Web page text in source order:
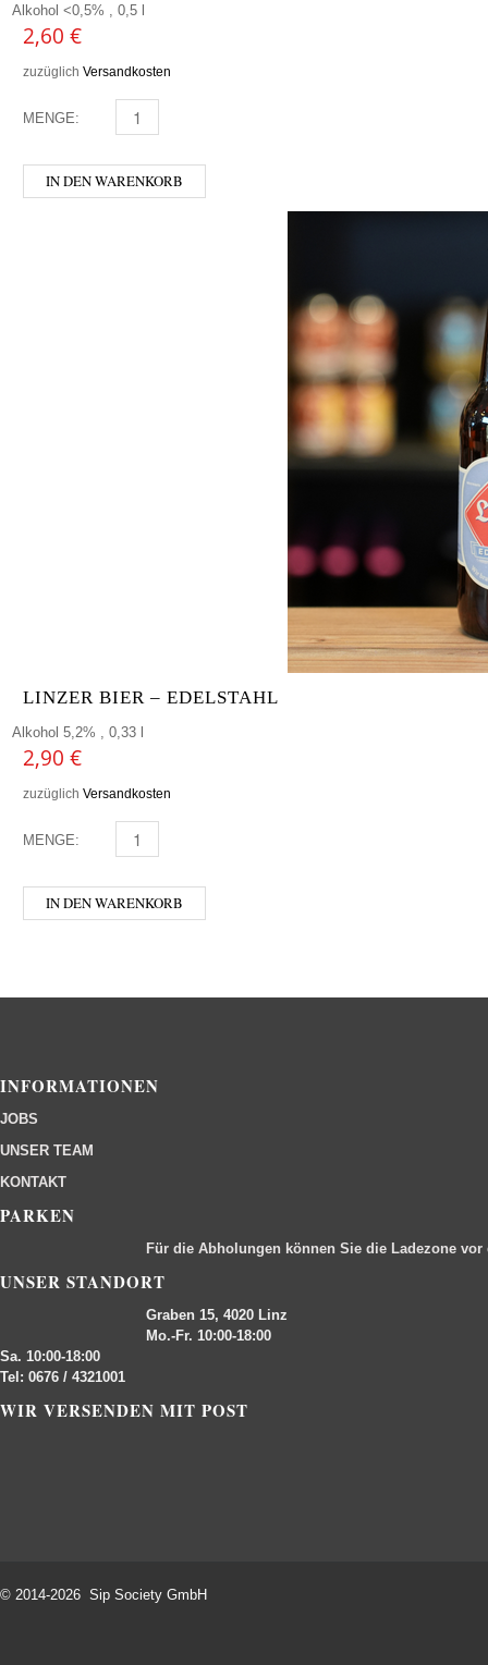
Alkohol <0,5% , 0,5 l
2,60 €
zuzüglich Versandkosten
MENGE: GUSSWERK - JAKOBSGOLD ALKOHOLFREI MENGE
IN DEN WARENKORB
LINZER BIER – EDELSTAHL
Alkohol 5,2% , 0,33 l
2,90 €
zuzüglich Versandkosten
MENGE: LINZER BIER - EDELSTAHL MENGE
IN DEN WARENKORB
INFORMATIONEN
JOBS
UNSER TEAM
KONTAKT
PARKEN
Für die Abholungen können Sie die Ladezone
UNSER STANDORT
Graben 15, 4020 Linz
Mo.-Fr. 10:00-18:00
Sa. 10:00-18:00
Tel: 0676 / 4321001
WIR VERSENDEN MIT POST
© 2014-2026 Sip Society GmbH